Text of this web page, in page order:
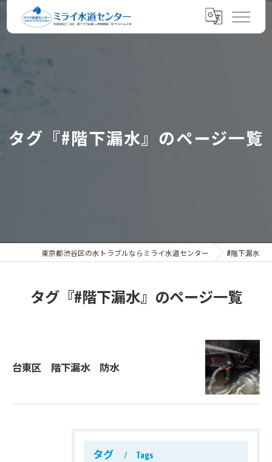
タグ『#階下漏水』のページ一覧
東京都渋谷区の水トラブルならミライ水道センター #階下漏水
タグ『#階下漏水』のページ一覧
台東区 階下漏水 防水
タグ Tags